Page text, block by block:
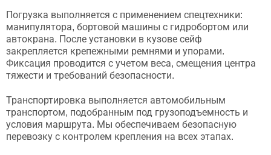
Погрузка выполняется с применением спецтехники:
манипулятора, бортовой машины с гидробортом или
автокрана. После установки в кузове сейф
закрепляется крепежными ремнями и упорами.
Фиксация проводится с учетом веса, смещения центра
тяжести и требований безопасности.
Транспортировка выполняется автомобильным
транспортом, подобранным под грузоподъемность и
условия маршрута. Мы обеспечиваем безопасную
перевозку с контролем крепления на всех этапах.